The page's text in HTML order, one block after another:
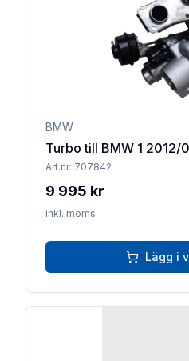
BMW
Turbo till BMW 1 2012/
Art.nr: 707842
9 995 kr
inkl. moms
Lägg i